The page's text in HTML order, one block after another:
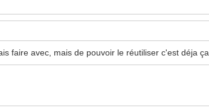
faire avec, mais de pouvoir le réutiliser c'est déja ça.